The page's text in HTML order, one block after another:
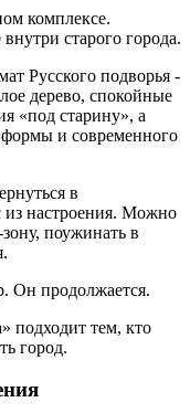
комплексе.
старого города.
Русского подворья -
дерево, спокойные
«под старину», а
и современного
в
из настроения. Можно
поужинать в
Он продолжается.
подходит тем, кто
город.